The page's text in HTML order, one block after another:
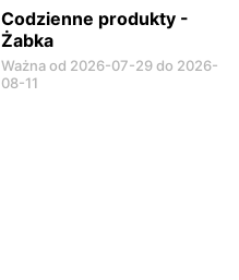
Codzienne produkty -
Żabka
Ważna od 2026-07-29 do 2026-
08-11